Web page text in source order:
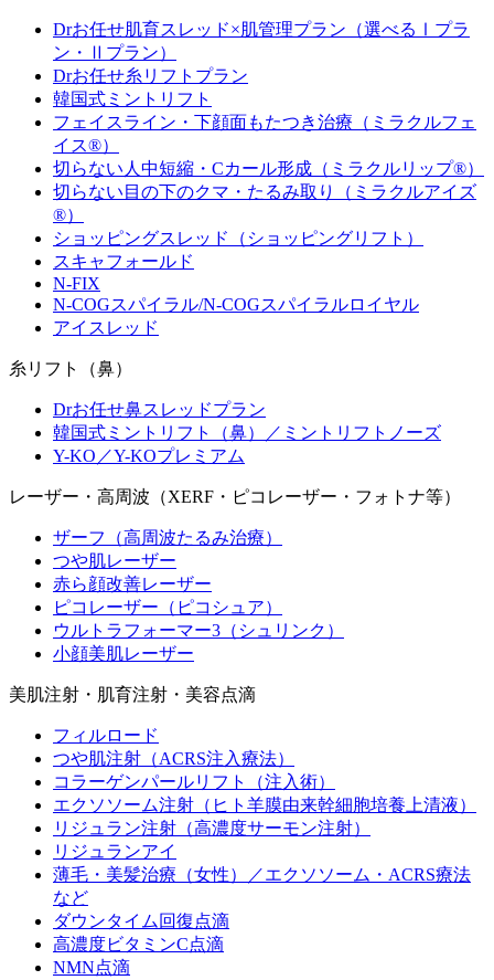
Drお任せ肌育スレッド×肌管理プラン（選べるⅠプラ
ン・Ⅱプラン）
Drお任せ糸リフトプラン
韓国式ミントリフト
フェイスライン・下顔面もたつき治療（ミラクルフェ
イス®）
切らない人中短縮・Cカール形成（ミラクルリップ®）
切らない目の下のクマ・たるみ取り（ミラクルアイズ
®）
ショッピングスレッド（ショッピングリフト）
スキャフォールド
N-FIX
N-COGスパイラル/N-COGスパイラルロイヤル
アイスレッド
糸リフト（鼻）
Drお任せ鼻スレッドプラン
韓国式ミントリフト（鼻）／ミントリフトノーズ
Y-KO／Y-KOプレミアム
レーザー・高周波（XERF・ピコレーザー・フォトナ等）
ザーフ（高周波たるみ治療）
つや肌レーザー
赤ら顔改善レーザー
ピコレーザー（ピコシュア）
ウルトラフォーマー3（シュリンク）
小顔美肌レーザー
美肌注射・肌育注射・美容点滴
フィルロード
つや肌注射（ACRS注入療法）
コラーゲンパールリフト（注入術）
エクソソーム注射（ヒト羊膜由来幹細胞培養上清液）
リジュラン注射（高濃度サーモン注射）
リジュランアイ
薄毛・美髪治療（女性）／エクソソーム・ACRS療法
など
ダウンタイム回復点滴
高濃度ビタミンC点滴
NMN点滴